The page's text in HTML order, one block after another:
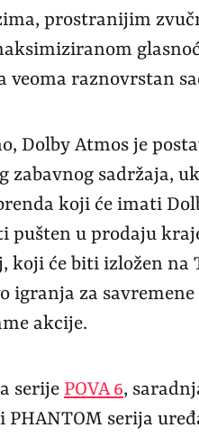
prostranijim
veoma raznovrstan
Dolby Atmos je
zabavnog sadržaja,
koji će imati
pušten u prodaju
koji će biti izložen na
igranja za
akcije.
serije POVA 6,
PHANTOM serija